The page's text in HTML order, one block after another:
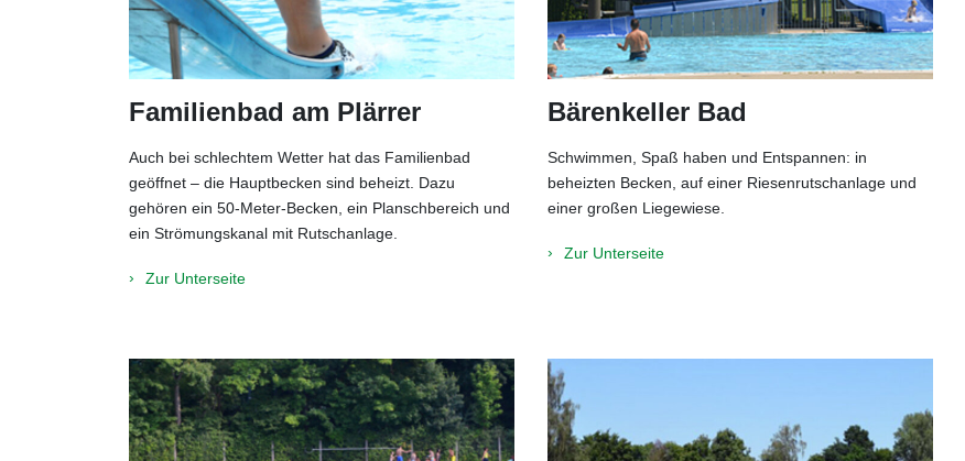
Familienbad am Plärrer
Auch bei schlechtem Wetter hat das Familienbad
geöffnet – die Hauptbecken sind beheizt. Dazu
gehören ein 50-Meter-Becken, ein Planschbereich und
ein Strömungskanal mit Rutschanlage.
Zur Unterseite
Bärenkeller Bad
Schwimmen, Spaß haben und Entspannen: in
beheizten Becken, auf einer Riesenrutschanlage und
einer großen Liegewiese.
Zur Unterseite